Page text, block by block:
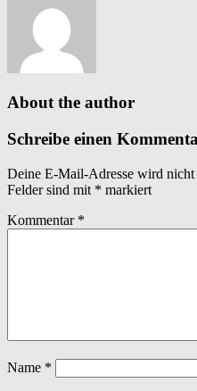
About the author
Schreibe einen
Deine E-Mail-Adresse wird
Felder sind mit * markiert
Kommentar *
Name *